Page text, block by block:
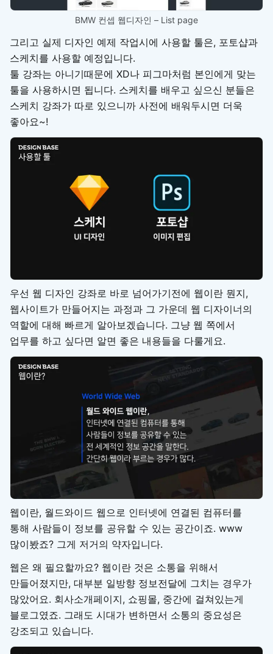
BMW 컨셉 웹디자인 – List page
그리고 실제 디자인 예제 작업시에 사용할 툴은, 포토샵과
스케치를 사용할 예정입니다.
툴 강좌는 아니기때문에 XD나 피그마처럼 본인에게 맞는
툴을 사용하시면 됩니다. 스케치를 배우고 싶으신 분들은
스케치 강좌가 따로 있으니까 사전에 배워두시면 더욱
좋아요~!
우선 웹 디자인 강좌로 바로 넘어가기전에 웹이란 뭔지,
웹사이트가 만들어지는 과정과 그 가운데 웹 디자이너의
역할에 대해 빠르게 알아보겠습니다. 그냥 웹 쪽에서
업무를 하고 싶다면 알면 좋은 내용들을 다룰게요.
웹이란, 월드와이드 웹으로 인터넷에 연결된 컴퓨터를
통해 사람들이 정보를 공유할 수 있는 공간이죠. www
많이봤죠? 그게 저거의 약자입니다.
웹은 왜 필요할까요? 웹이란 것은 소통을 위해서
만들어졌지만, 대부분 일방향 정보전달에 그치는 경우가
많았어요. 회사소개페이지, 쇼핑몰, 중간에 걸쳐있는게
블로그였죠. 그래도 시대가 변하면서 소통의 중요성은
강조되고 있습니다.